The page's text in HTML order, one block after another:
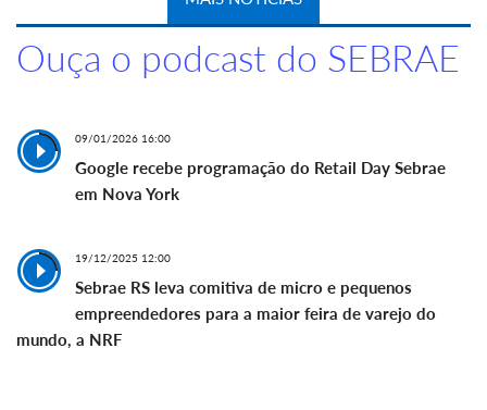
Ouça o podcast do SEBRAE
09/01/2026 16:00
Google recebe programação do Retail Day Sebrae
em Nova York
19/12/2025 12:00
Sebrae RS leva comitiva de micro e pequenos
empreendedores para a maior feira de varejo do
mundo, a NRF